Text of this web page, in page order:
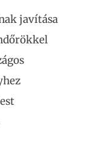
javítása